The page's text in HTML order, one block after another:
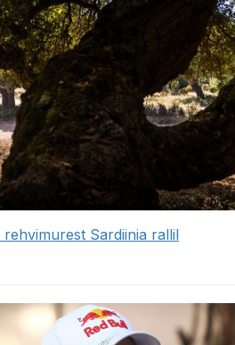
Sardiinia rallil